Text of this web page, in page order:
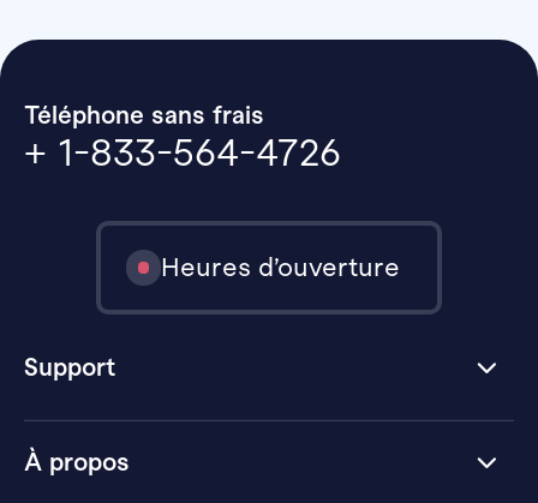
À propos
Téléphone sans frais
+ 1-833-564-4726
Heures d’ouverture
Support